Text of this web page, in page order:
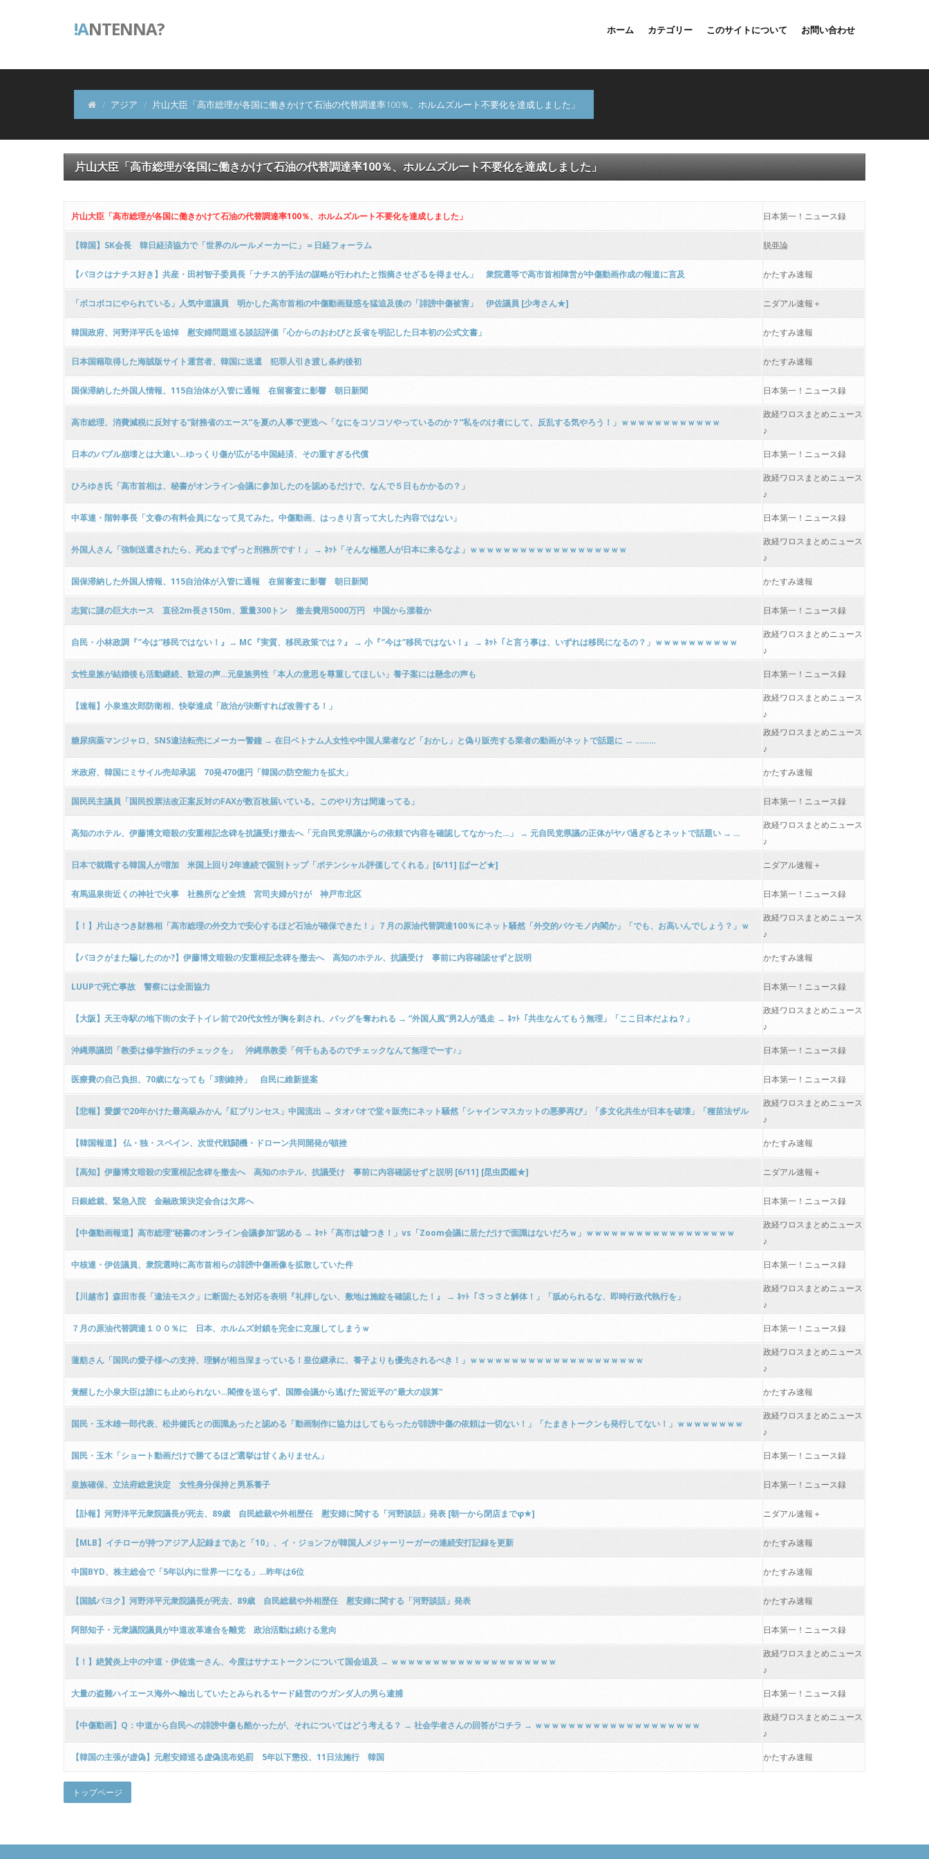
!ANTENNA? ホーム カテゴリー このサイトについて お問い合わせ
アジア 片山大臣「高市総理が各国に働きかけて石油の代替調達率100％、ホルムズルート不要化を達成しました」
片山大臣「高市総理が各国に働きかけて石油の代替調達率100％、ホルムズルート不要化を達成しました」
片山大臣「高市総理が各国に働きかけて石油の代替調達率100％、ホルムズルート不要化を達成しました」 日本第一！ニュース録
【韓国】SK会長 韓日経済協力で「世界のルールメーカーに」＝日経フォーラム 脱亜論
【パヨクはナチス好き】共産・田村智子委員長「ナチス的手法の謀略が行われたと指摘させざるを得ません」 衆院選等で高市首相陣営が中傷動画作成の報道に言及 かたすみ速報
「ボコボコにやられている」人気中道議員 明かした高市首相の中傷動画疑惑を猛追及後の「誹謗中傷被害」 伊佐議員 [少考さん★] ニダアル速報＋
韓国政府、河野洋平氏を追悼 慰安婦問題巡る談話評価「心からのおわびと反省を明記した日本初の公式文書」 かたすみ速報
日本国籍取得した海賊版サイト運営者、韓国に送還 犯罪人引き渡し条約後初 かたすみ速報
国保滞納した外国人情報、115自治体が入管に通報 在留審査に影響 朝日新聞 日本第一！ニュース録
高市総理、消費減税に反対する”財務省のエース”を夏の人事で更迭へ「なにをコソコソやっているのか？“私をのけ者にして、反乱する気やろう！」ｗｗｗｗｗｗｗｗｗｗｗｗ
政経ワロスまとめニュース
♪
日本のバブル崩壊とは大違い…ゆっくり傷が広がる中国経済、その重すぎる代償
日本第一！ニュース録
ひろゆき氏「高市首相は、秘書がオンライン会議に参加したのを認めるだけで、なんで５日もかかるの？」
政経ワロスまとめニュース
♪
中革連・階幹事長「文春の有料会員になって見てみた。中傷動画、はっきり言って大した内容ではない」
日本第一！ニュース録
外国人さん「強制送還されたら、死ぬまでずっと刑務所です！」 → ﾈｯﾄ「そんな極悪人が日本に来るなよ」ｗｗｗｗｗｗｗｗｗｗｗｗｗｗｗｗｗｗｗ
政経ワロスまとめニュース
♪
国保滞納した外国人情報、115自治体が入管に通報 在留審査に影響 朝日新聞
かたすみ速報
志賀に謎の巨大ホース 直径2m長さ150m、重量300トン 撤去費用5000万円 中国から漂着か 日本第一！ニュース録
自民・小林政調『″今は″移民ではない！』→ MC『実質、移民政策では？』 → 小『″今は″移民ではない！』 → ﾈｯﾄ「と言う事は、いずれは移民になるの？」ｗｗｗｗｗｗｗｗｗｗ
政経ワロスまとめニュース
♪
女性皇族が結婚後も活動継続、歓迎の声…元皇族男性「本人の意思を尊重してほしい」養子案には懸念の声も
日本第一！ニュース録
【速報】小泉進次郎防衛相、快挙達成「政治が決断すれば改善する！」
政経ワロスまとめニュース
♪
糖尿病薬マンジャロ、SNS違法転売にメーカー警鐘 → 在日ベトナム人女性や中国人業者など「おかし」と偽り販売する業者の動画がネットで話題に → ………
政経ワロスまとめニュース
♪
米政府、韓国にミサイル売却承認 70発470億円「韓国の防空能力を拡大」
かたすみ速報
国民民主議員「国民投票法改正案反対のFAXが数百枚届いている。このやり方は間違ってる」 日本第一！ニュース録
高知のホテル、伊藤博文暗殺の安重根記念碑を抗議受け撤去へ「元自民党県議からの依頼で内容を確認してなかった…」 → 元自民党県議の正体がヤバ過ぎるとネットで話題い → …
政経ワロスまとめニュース
♪
日本で就職する韓国人が増加 米国上回り2年連続で国別トップ「ポテンシャル評価してくれる」[6/11] [ばーど★]
ニダアル速報＋
有馬温泉街近くの神社で火事 社務所など全焼 宮司夫婦がけが 神戸市北区 日本第一！ニュース録
【！】片山さつき財務相「高市総理の外交力で安心するほど石油が確保できた！」７月の原油代替調達100％にネット騒然「外交的バケモノ内閣か」「でも、お高いんでしょう？」ｗ
ｗｗ
政経ワロスまとめニュース
♪
【パヨクがまた騙したのか?】伊藤博文暗殺の安重根記念碑を撤去へ 高知のホテル、抗議受け 事前に内容確認せずと説明
かたすみ速報
LUUPで死亡事故 警察には全面協力 日本第一！ニュース録
【大阪】天王寺駅の地下街の女子トイレ前で20代女性が胸を刺され、バッグを奪われる → “外国人風”男2人が逃走 → ﾈｯﾄ「共生なんてもう無理」「ここ日本だよね？」
政経ワロスまとめニュース
♪
沖縄県議団「教委は修学旅行のチェックを」 沖縄県教委「何千もあるのでチェックなんて無理でーす♪」
日本第一！ニュース録
医療費の自己負担、70歳になっても「3割維持」 自民に維新提案 日本第一！ニュース録
【悲報】愛媛で20年かけた最高級みかん「紅プリンセス」中国流出 → タオバオで堂々販売にネット騒然「シャインマスカットの悪夢再び」「多文化共生が日本を破壊」「種苗法ザル
すぎ」
政経ワロスまとめニュース
♪
【韓国報道】 仏・独・スペイン、次世代戦闘機・ドローン共同開発が頓挫
かたすみ速報
【高知】伊藤博文暗殺の安重根記念碑を撤去へ 高知のホテル、抗議受け 事前に内容確認せずと説明 [6/11] [昆虫図鑑★] ニダアル速報＋
日銀総裁、緊急入院 金融政策決定会合は欠席へ 日本第一！ニュース録
【中傷動画報道】高市総理“秘書のオンライン会議参加”認める → ﾈｯﾄ「高市は嘘つき！」vs「Zoom会議に居ただけで面識はないだろｗ」ｗｗｗｗｗｗｗｗｗｗｗｗｗｗｗｗｗｗ
政経ワロスまとめニュース
♪
中核連・伊佐議員、衆院選時に高市首相らの誹謗中傷画像を拡散していた件
日本第一！ニュース録
【川越市】森田市長「違法モスク」に断固たる対応を表明『礼拝しない、敷地は施錠を確認した！』 → ﾈｯﾄ「さっさと解体！」「舐められるな、即時行政代執行を」
政経ワロスまとめニュース
♪
７月の原油代替調達１００％に 日本、ホルムズ封鎖を完全に克服してしまうｗ
日本第一！ニュース録
蓮舫さん「国民の愛子様への支持、理解が相当深まっている！皇位継承に、養子よりも優先されるべき！」ｗｗｗｗｗｗｗｗｗｗｗｗｗｗｗｗｗｗｗｗｗ
政経ワロスまとめニュース
♪
覚醒した小泉大臣は誰にも止められない…閣僚を送らず、国際会議から逃げた習近平の"最大の誤算"
かたすみ速報
国民・玉木雄一郎代表、松井健氏との面識あったと認める「動画制作に協力はしてもらったが誹謗中傷の依頼は一切ない！」「たまきトークンも発行してない！」ｗｗｗｗｗｗｗｗ
政経ワロスまとめニュース
♪
国民・玉木「ショート動画だけで勝てるほど選挙は甘くありません」
日本第一！ニュース録
皇族確保、立法府総意決定 女性身分保持と男系養子 日本第一！ニュース録
【訃報】河野洋平元衆院議長が死去、89歳 自民総裁や外相歴任 慰安婦に関する「河野談話」発表 [朝一から閉店までφ★] ニダアル速報＋
【MLB】イチローが持つアジア人記録まであと「10」、イ・ジョンフが韓国人メジャーリーガーの連続安打記録を更新 かたすみ速報
中国BYD、株主総会で「5年以内に世界一になる」…昨年は6位 かたすみ速報
【国賊パヨク】河野洋平元衆院議長が死去、89歳 自民総裁や外相歴任 慰安婦に関する「河野談話」発表 かたすみ速報
阿部知子・元衆議院議員が中道改革連合を離党 政治活動は続ける意向 日本第一！ニュース録
【！】絶賛炎上中の中道・伊佐進一さん、今度はサナエトークンについて国会追及 → ｗｗｗｗｗｗｗｗｗｗｗｗｗｗｗｗｗｗｗｗ
政経ワロスまとめニュース
♪
大量の盗難ハイエース海外へ輸出していたとみられるヤード経営のウガンダ人の男ら逮捕
日本第一！ニュース録
【中傷動画】Q：中道から自民への誹謗中傷も酷かったが、それについてはどう考える？ → 社会学者さんの回答がコチラ → ｗｗｗｗｗｗｗｗｗｗｗｗｗｗｗｗｗｗｗｗ
政経ワロスまとめニュース
♪
【韓国の主張が虚偽】元慰安婦巡る虚偽流布処罰 5年以下懲役、11日法施行 韓国
かたすみ速報
トップページ